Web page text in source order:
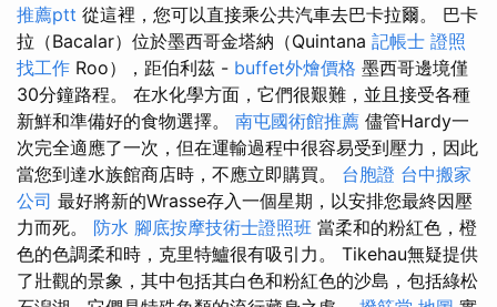
推薦ptt 從這裡，您可以直接乘公共汽車去巴卡拉爾。 巴卡
拉（Bacalar）位於墨西哥金塔納（Quintana 記帳士 證照
找工作 Roo），距伯利茲 - buffet外燴價格 墨西哥邊境僅
30分鐘路程。 在水化學方面，它們很艱難，並且接受各種
新鮮和準備好的食物選擇。 南屯國術館推薦 儘管Hardy一
次完全適應了一次，但在運輸過程中很容易受到壓力，因此
當您到達水族館商店時，不應立即購買。 台胞證 台中搬家
公司 最好將新的Wrasse存入一個星期，以安排您最終因壓
力而死。 防水 腳底按摩技術士證照班 當柔和的粉紅色，橙
色的色調柔和時，克里特鱸很有吸引力。 Tikehau無疑提供
了壯觀的景象，其中包括其白色和粉紅色的沙島，包括綠松